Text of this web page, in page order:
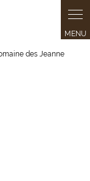
des Jeanne